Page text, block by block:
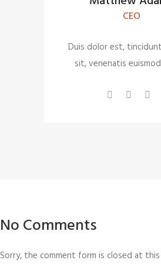
CEO
Duis dolor est,
sit, venenatis
No Comments
Sorry, the comment form is closed at